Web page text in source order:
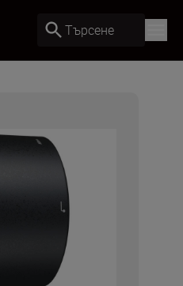
Търсене